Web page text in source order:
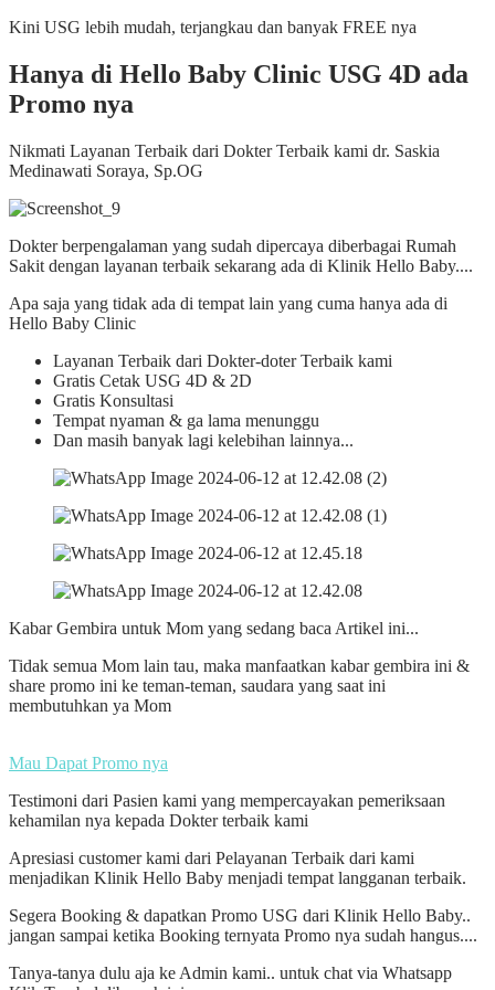
Kini USG lebih mudah, terjangkau dan banyak FREE nya
Hanya di Hello Baby Clinic USG 4D ada
Promo nya
Nikmati Layanan Terbaik dari Dokter Terbaik kami dr. Saskia
Medinawati Soraya, Sp.OG
Dokter berpengalaman yang sudah dipercaya diberbagai Rumah
Sakit dengan layanan terbaik sekarang ada di Klinik Hello Baby....
Apa saja yang tidak ada di tempat lain yang cuma hanya ada di
Hello Baby Clinic
Layanan Terbaik dari Dokter-doter Terbaik kami
Gratis Cetak USG 4D & 2D
Gratis Konsultasi
Tempat nyaman & ga lama menunggu
Dan masih banyak lagi kelebihan lainnya...
Kabar Gembira untuk Mom yang sedang baca Artikel ini...
Tidak semua Mom lain tau, maka manfaatkan kabar gembira ini &
share promo ini ke teman-teman, saudara yang saat ini
membutuhkan ya Mom
Mau Dapat Promo nya
Testimoni dari Pasien kami yang mempercayakan pemeriksaan
kehamilan nya kepada Dokter terbaik kami
Apresiasi customer kami dari Pelayanan Terbaik dari kami
menjadikan Klinik Hello Baby menjadi tempat langganan terbaik.
Segera Booking & dapatkan Promo USG dari Klinik Hello Baby..
jangan sampai ketika Booking ternyata Promo nya sudah hangus....
Tanya-tanya dulu aja ke Admin kami.. untuk chat via Whatsapp